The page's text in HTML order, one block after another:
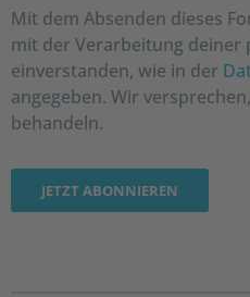
Mit dem Absenden dieses
mit der Verarbeitung deiner
einverstanden, wie in der
angegeben. Wir
behandeln.